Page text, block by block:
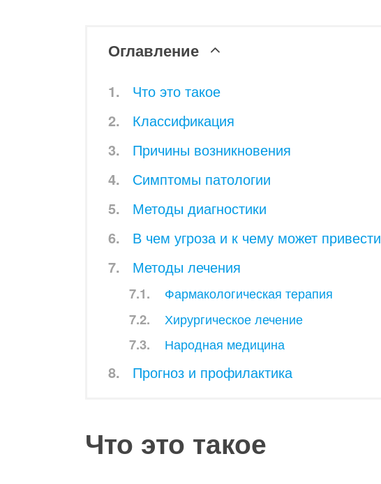
Оглавление
Что это такое
Классификация
Причины возникновения
Симптомы патологии
Методы диагностики
В чем угроза и к чему может привести
Методы лечения
Фармакологическая терапия
Хирургическое лечение
Народная медицина
Прогноз и профилактика
Что это такое